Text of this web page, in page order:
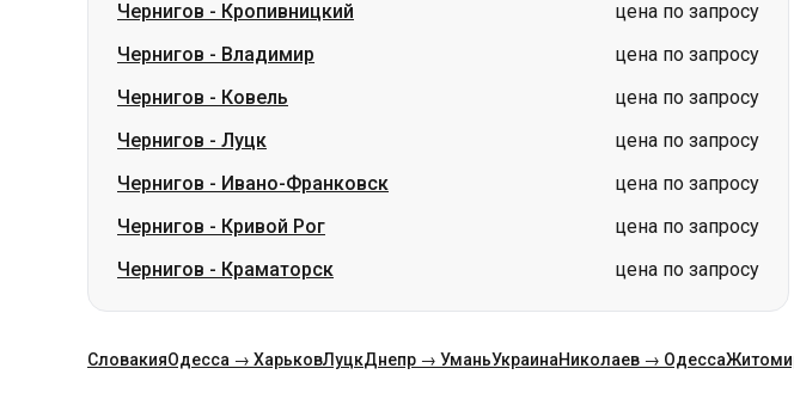
Чернигов-Луцк
цена по запросу
Чернигов-Ивано-Франковск
цена по запросу
Чернигов-Кривой Рог
цена по запросу
Чернигов-Краматорск цена по запросу
СловакияОдесса → ХарьковЛуцк Николаев → ОдессаЖитомир
Категории